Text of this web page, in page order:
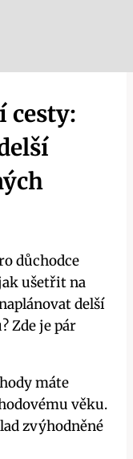
cesty:
důchodce
ušetřit na
delší
Zde je pár
máte
věku.
zvýhodněné